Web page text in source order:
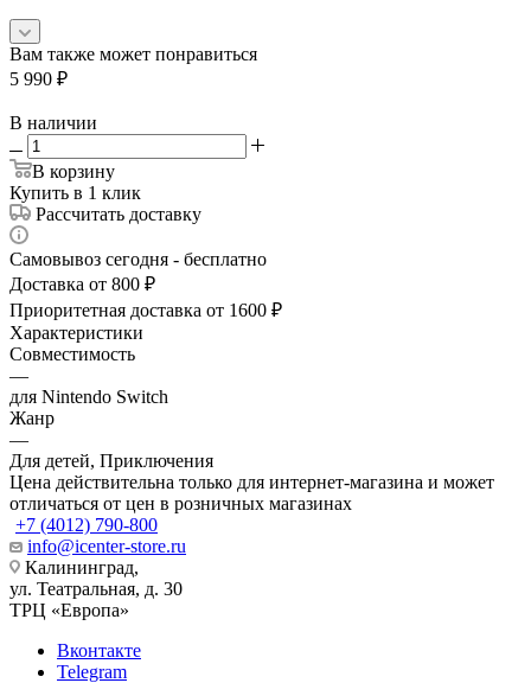
Вам также может понравиться
5 990 ₽
В наличии
В корзину
Купить в 1 клик
Рассчитать доставку
Самовывоз сегодня - бесплатно
Доставка от 800 ₽
Приоритетная доставка от 1600 ₽
Характеристики
Совместимость
—
для Nintendo Switch
Жанр
—
Для детей, Приключения
Цена действительна только для интернет-магазина и может
отличаться от цен в розничных магазинах
+7 (4012) 790-800
info@icenter-store.ru
Калининград,
ул. Театральная, д. 30
ТРЦ «Европа»
Вконтакте
Telegram